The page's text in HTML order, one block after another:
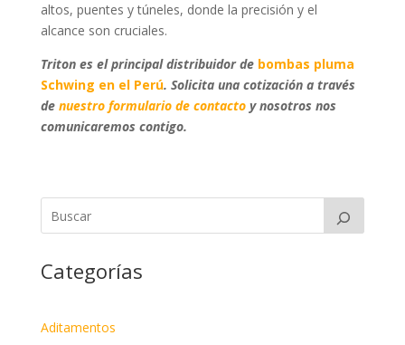
altos, puentes y túneles, donde la precisión y el
alcance son cruciales.
Triton es el principal distribuidor de bombas pluma
Schwing en el Perú. Solicita una cotización a través
de nuestro formulario de contactoy nosotros nos
comunicaremos contigo.
Categorías
Aditamentos